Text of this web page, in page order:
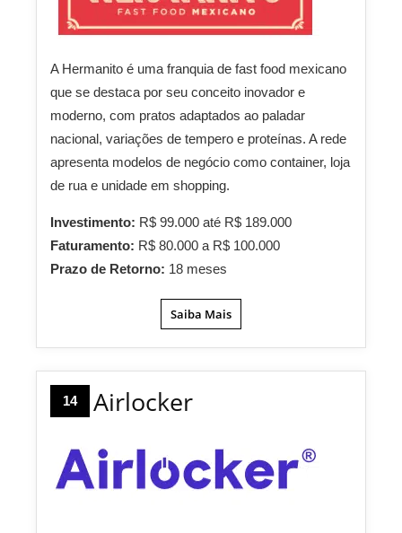
A Hermanito é uma franquia de fast food mexicano
que se destaca por seu conceito inovador e
moderno, com pratos adaptados ao paladar
nacional, variações de tempero e proteínas. A rede
apresenta modelos de negócio como container, loja
de rua e unidade em shopping.
Investimento: R$ 99.000 até R$ 189.000
Faturamento: R$ 80.000 a R$ 100.000
Prazo de Retorno: 18 meses
Saiba Mais
14 Airlocker